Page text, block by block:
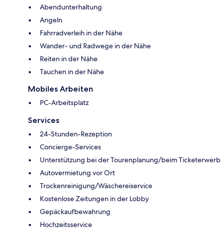
Abendunterhaltung
Angeln
Fahrradverleih in der Nähe
Wander- und Radwege in der Nähe
Reiten in der Nähe
Tauchen in der Nähe
Mobiles Arbeiten
PC-Arbeitsplatz
Services
24-Stunden-Rezeption
Concierge-Services
Unterstützung bei der Tourenplanung/beim Ticketerwerb
Autovermietung vor Ort
Trockenreinigung/Wäschereiservice
Kostenlose Zeitungen in der Lobby
Gepäckaufbewahrung
Hochzeitsservice